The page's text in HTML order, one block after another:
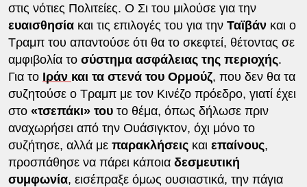
στις νότιες Πολιτείες. Ο Σι του μιλούσε για την
ευαισθησία και τις επιλογές του για την Ταϊβάν και ο
Τραμπ του απαντούσε ότι θα το σκεφτεί, θέτοντας σε
αμφιβολία το σύστημα ασφάλειας της περιοχής.
Για το Ιράν και τα στενά του Ορμούζ, που δεν θα τα
συζητούσε ο Τραμπ με τον Κινέζο πρόεδρο, γιατί έχει
στο «τσεπάκι» τουτο θέμα, όπως δήλωσε πριν
αναχωρήσει από την Ουάσιγκτον, όχι μόνο το
συζήτησε, αλλά με παρακλήσεις και επαίνους,
προσπάθησε να πάρει κάποιαδεσμευτική
συμφωνία, εισέπραξε όμως ουσιαστικά, την πάγια